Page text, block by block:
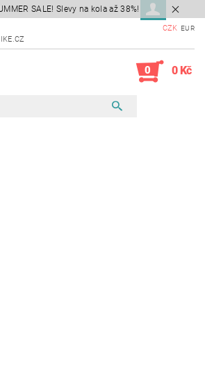
SALE! Slevy na kola až 38%!
CZK EUR
0 0 Kč